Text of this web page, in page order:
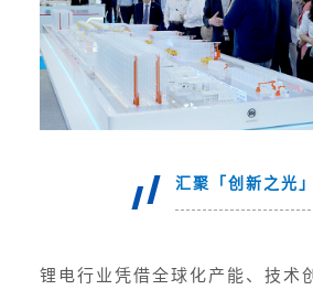
汇聚「创新之光」
锂电行业凭借全球化产能、技术